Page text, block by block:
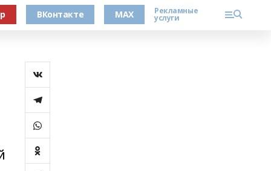
ВКонтакте MAX Рекламные
услуги